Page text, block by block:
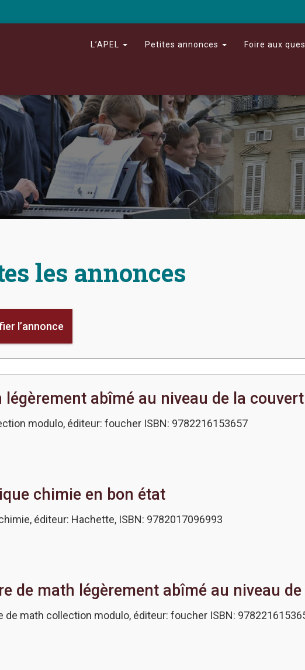
L’APEL Petites annonces Foire aux
les annonces
l’annonce
légèrement abîmé au niveau de la
modulo, éditeur: foucher ISBN: 9782216153657
chimie en bon état
éditeur: Hachette, ISBN: 9782017096993
de math légèrement abîmé au niveau
de math collection modulo, éditeur: foucher ISBN: